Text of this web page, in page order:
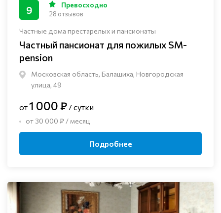
Частные дома престарелых и пансионаты
Частный пансионат для пожилых SM-
pension
Московская область, Балашиха, Новгородская
улица, 49
9 Превосходно
28 отзывов
от1 000 ₽ / сутки
от 30 000 ₽ / месяц
Подробнее